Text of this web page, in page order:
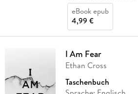
eBook epub
4,99 €
I Am Fear
Ethan Cross
Taschenbuch